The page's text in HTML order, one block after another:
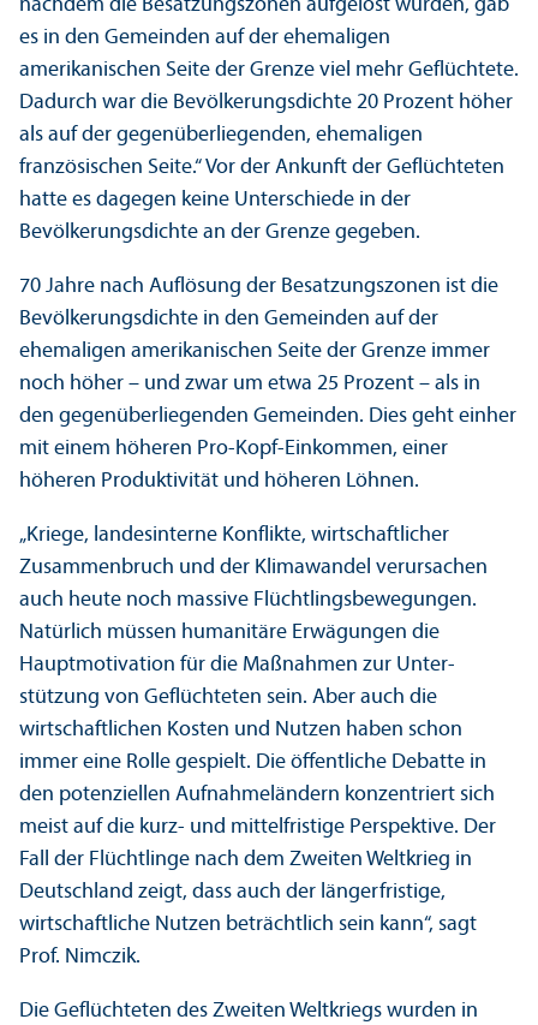
nachdem die Besatzungs­zonen aufgelöst wurden, gab
es in den Gemeinden auf der ehemaligen
amerikanischen Seite der Grenze viel mehr Geflüchtete.
Dadurch war die Bevölkerungs­dichte 20 Prozent höher
als auf der gegenüberliegenden, ehemaligen
französischen Seite.“ Vor der Ankunft der Geflüchteten
hatte es dagegen keine Unter­schiede in der
Bevölkerungs­dichte an der Grenze gegeben.
70 Jahre nach Auflösung der Besatzungs­zonen ist die
Bevölkerungs­dichte in den Gemeinden auf der
ehemaligen amerikanischen Seite der Grenze immer
noch höher – und zwar um etwa 25 Prozent – als in
den gegenüberliegenden Gemeinden. Dies geht einher
mit einem höheren Pro-Kopf-Einkommen, einer
höheren Produktivität und höheren Löhnen.
„Kriege, landes­interne Konflikte, wirtschaft­licher
Zusammenbruch und der Klimawandel verursachen
auch heute noch massive Flüchtlingsbewegungen.
Natürlich müssen humanitäre Erwägungen die
Hauptmotivation für die Maßnahmen zur Unter­
stützung von Geflüchteten sein. Aber auch die
wirtschaft­lichen Kosten und Nutzen haben schon
immer eine Rolle gespielt. Die öffentliche Debatte in
den potenziellen Aufnahmeländern konzentriert sich
meist auf die kurz- und mittelfristige Perspektive. Der
Fall der Flüchtlinge nach dem Zweiten Weltkrieg in
Deutschland zeigt, dass auch der längerfristige,
wirtschaft­liche Nutzen beträchtlich sein kann“, sagt
Prof. Nimczik.
Die Geflüchteten des Zweiten Weltkriegs wurden in